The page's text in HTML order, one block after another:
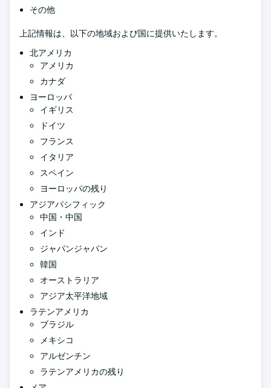
その他
上記情報は、以下の地域および国に提供いたします。
北アメリカ
アメリカ
カナダ
ヨーロッパ
イギリス
ドイツ
フランス
イタリア
スペイン
ヨーロッパの残り
アジアパシフィック
中国・中国
インド
ジャパンジャパン
韓国
オーストラリア
アジア太平洋地域
ラテンアメリカ
ブラジル
メキシコ
アルゼンチン
ラテンアメリカの残り